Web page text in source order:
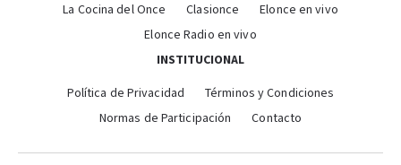
La Cocina del Once
Clasionce
Elonce en vivo
Elonce Radio en vivo
INSTITUCIONAL
Política de Privacidad
Términos y Condiciones
Normas de Participación
Contacto